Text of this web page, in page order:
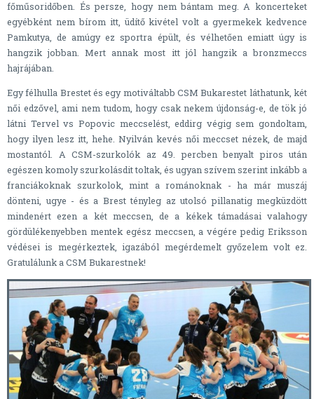
főműsoridőben. És persze, hogy nem bántam meg. A koncerteket
egyébként nem bírom itt, üdítő kivétel volt a gyermekek kedvence
Pamkutya, de amúgy ez sportra épült, és vélhetően emiatt úgy is
hangzik jobban. Mert annak most itt jól hangzik a bronzmeccs
hajrájában.
Egy félhulla Brestet és egy motiváltabb CSM Bukarestet láthatunk, két
női edzővel, ami nem tudom, hogy csak nekem újdonság-e, de tök jó
látni Tervel vs Popovic meccselést, eddirg végig sem gondoltam,
hogy ilyen lesz itt, hehe. Nyilván kevés női meccset nézek, de majd
mostantól. A CSM-szurkolók az 49. percben benyalt piros után
egészen komoly szurkolásdit toltak, és ugyan szívem szerint inkább a
franciákoknak szurkolok, mint a románoknak - ha már muszáj
dönteni, ugye - és a Brest tényleg az utolsó pillanatig megküzdött
mindenért ezen a két meccsen, de a kékek támadásai valahogy
gördülékenyebben mentek egész meccsen, a végére pedig Eriksson
védései is megérkeztek, igazából megérdemelt győzelem volt ez.
Gratulálunk a CSM Bukarestnek!